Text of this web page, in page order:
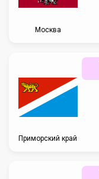
Москва
Приморский край